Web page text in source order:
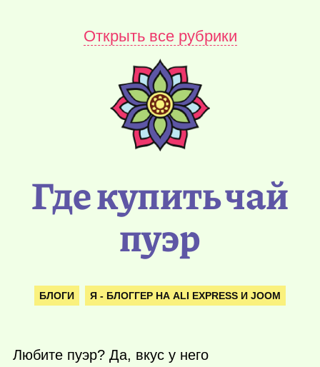
Открыть все рубрики
Где купить чай
пуэр
БЛОГИ Я - БЛОГГЕР НА ALI EXPRESS И JOOM
Любите пуэр? Да, вкус у него